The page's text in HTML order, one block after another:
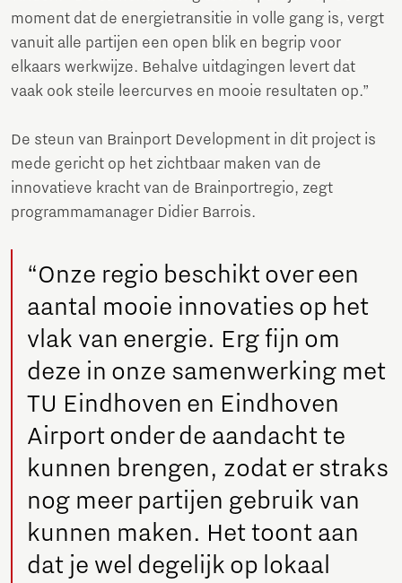
moment dat de energietransitie in volle gang is, vergt
vanuit alle partijen een open blik en begrip voor
elkaars werkwijze. Behalve uitdagingen levert dat
vaak ook steile leercurves en mooie resultaten op.”
De steun van Brainport Development in dit project is
mede gericht op het zichtbaar maken van de
innovatieve kracht van de Brainportregio, zegt
programmamanager Didier Barrois.
“Onze regio beschikt over een
aantal mooie innovaties op het
vlak van energie. Erg fijn om
deze in onze samenwerking met
TU Eindhoven en Eindhoven
Airport onder de aandacht te
kunnen brengen, zodat er straks
nog meer partijen gebruik van
kunnen maken. Het toont aan
dat je wel degelijk op lokaal